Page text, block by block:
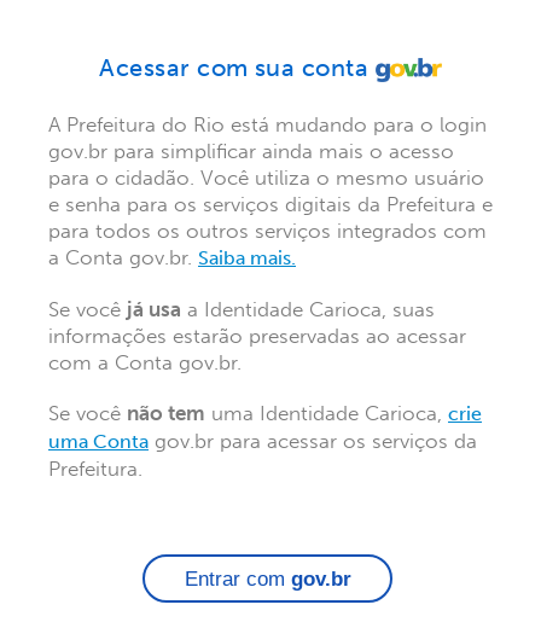
Acessar com sua conta
A Prefeitura do Rio está mudando para o login
gov.br para simplificar ainda mais o acesso
para o cidadão. Você utiliza o mesmo usuário
e senha para os serviços digitais da Prefeitura e
para todos os outros serviços integrados com
a Conta gov.br. Saiba mais.
Se você já usa a Identidade Carioca, suas
informações estarão preservadas ao acessar
com a Conta gov.br.
Se você não tem uma Identidade Carioca, crie
uma Conta gov.br para acessar os serviços da
Prefeitura.
Entrar com gov.br